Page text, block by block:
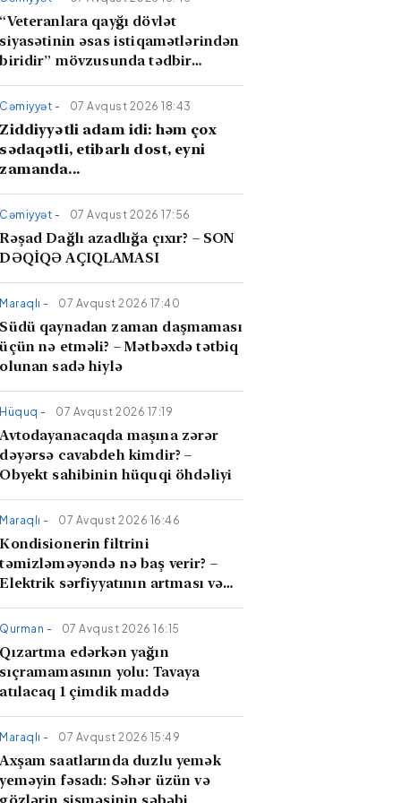
“Veteranlara qayğı dövlət
siyasətinin əsas istiqamətlərindən
biridir” mövzusunda tədbir
Cəmiyyət - 07 Avqust 2026 18:43
Ziddiyyətli adam idi: həm çox
sədaqətli, etibarlı dost, eyni
zamanda...
Cəmiyyət - 07 Avqust 2026 17:56
Rəşad Dağlı azadlığa çıxır? – SON
DƏQİQƏ AÇIQLAMASI
Maraqlı - 07 Avqust 2026 17:40
Südü qaynadan zaman daşmaması
üçün nə etməli? – Mətbəxdə tətbiq
olunan sadə hiylə
Hüquq - 07 Avqust 2026 17:19
Avtodayanacaqda maşına zərər
dəyərsə cavabdeh kimdir? –
Obyekt sahibinin hüquqi öhdəliyi
Maraqlı - 07 Avqust 2026 16:46
Kondisionerin filtrini
təmizləməyəndə nə baş verir? –
Elektrik sərfiyyatının artması və
Qurman - 07 Avqust 2026 16:15
Qızartma edərkən yağın
sıçramamasının yolu: Tavaya
atılacaq 1 çimdik maddə
Maraqlı - 07 Avqust 2026 15:49
Axşam saatlarında duzlu yemək
yeməyin fəsadı: Səhər üzün və